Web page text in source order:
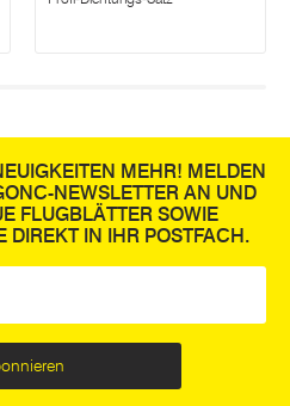
MEHR! MELDEN
NEWSLETTER AN UND
FLUGBLÄTTER SOWIE
DIREKT IN IHR POSTFACH.